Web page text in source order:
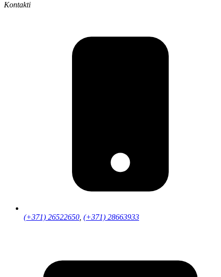
Kontakti
(+371) 26522650, (+371) 28663933